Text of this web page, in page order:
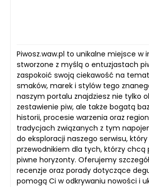
Piwosz.waw.pl to unikalne miejsce w
stworzone z myślą o entuzjastach
zaspokoić swoją ciekawość na
smaków, marek i stylów tego
naszym portalu znajdziesz nie tylko
zestawienie piw, ale także bogatą
historii, procesie warzenia oraz
tradycjach związanych z tym
do eksploracji naszego serwisu,
przewodnikiem dla tych, którzy chcą
piwne horyzonty. Oferujemy
recenzje oraz porady dotyczące
pomogą Ci w odkrywaniu nowości i